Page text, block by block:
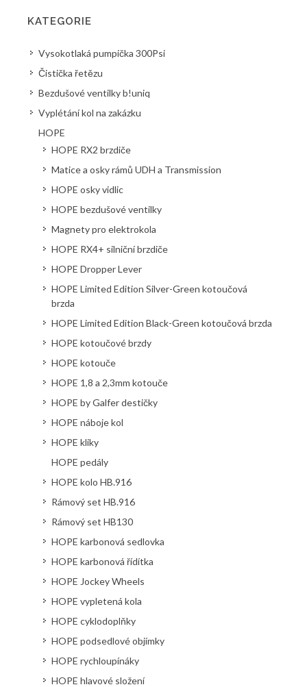
KATEGORIE
Vysokotlaká pumpička 300Psi
Čistička řetězu
Bezdušové ventilky b!uniq
Vyplétání kol na zakázku
HOPE
HOPE RX2 brzdiče
Matice a osky rámů UDH a Transmission
HOPE osky vidlic
HOPE bezdušové ventilky
Magnety pro elektrokola
HOPE RX4+ silniční brzdiče
HOPE Dropper Lever
HOPE Limited Edition Silver-Green kotoučová
brzda
HOPE Limited Edition Black-Green kotoučová brzda
HOPE kotoučové brzdy
HOPE kotouče
HOPE 1,8 a 2,3mm kotouče
HOPE by Galfer destičky
HOPE náboje kol
HOPE kliky
HOPE pedály
HOPE kolo HB.916
Rámový set HB.916
Rámový set HB130
HOPE karbonová sedlovka
HOPE karbonová řídítka
HOPE Jockey Wheels
HOPE vypletená kola
HOPE cyklodoplňky
HOPE podsedlové objímky
HOPE rychloupínáky
HOPE hlavové složení